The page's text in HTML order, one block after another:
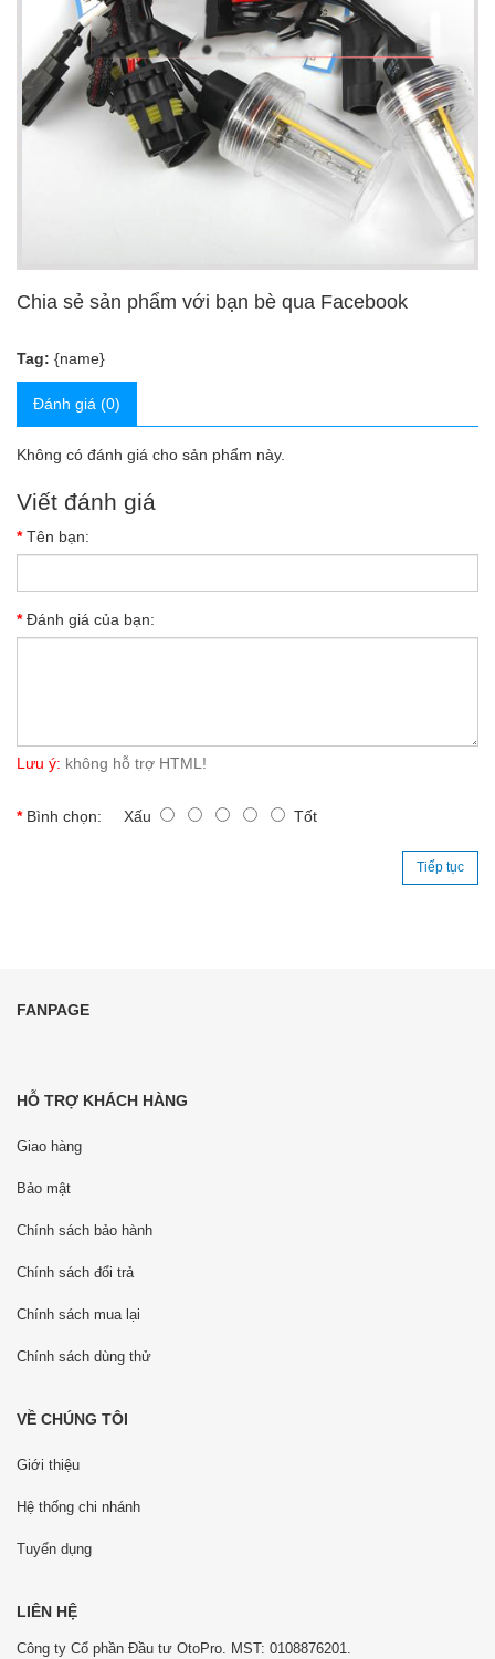
Chia sẻ sản phẩm với bạn bè qua Facebook
Tag: {name}
Đánh giá (0)
Không có đánh giá cho sản phẩm này.
Viết đánh giá
Tên bạn:
Đánh giá của bạn:
Lưu ý: không hỗ trợ HTML!
Bình chọn: Xấu Tốt
Tiếp tục
FANPAGE
HỖ TRỢ KHÁCH HÀNG
Giao hàng
Bảo mật
Chính sách bảo hành
Chính sách đổi trả
Chính sách mua lại
Chính sách dùng thử
VỀ CHÚNG TÔI
Giới thiệu
Hệ thống chi nhánh
Tuyển dụng
LIÊN HỆ
Công ty Cổ phần Đầu tư OtoPro. MST: 0108876201.